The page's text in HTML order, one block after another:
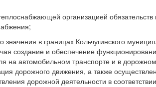
организацией обязательств
в границах Кольчугинского
создание и обеспечение
на автомобильном транспорте и в дорожном
дорожного движения, а также
дорожной деятельности в